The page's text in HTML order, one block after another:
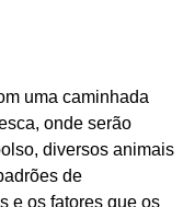
uma caminhada
onde serão
diversos animais
de
e os fatores que os